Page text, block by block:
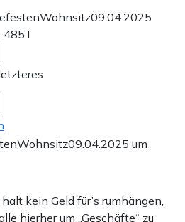
09.04.2025
485T
09.04.2025 um
kein Geld für’s rumhängen,
hierher um „Geschäfte“ zu